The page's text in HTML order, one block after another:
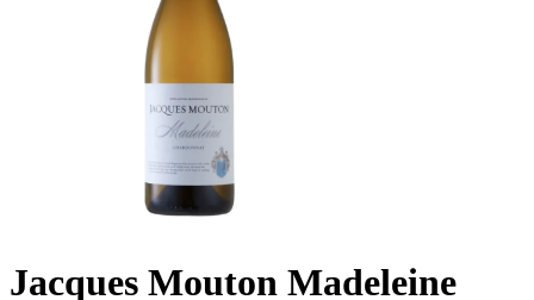
Jacques Mouton Madeleine